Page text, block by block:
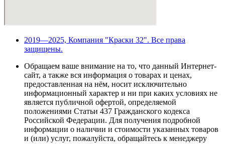
2019—2025, Компания "Краски 32". Все права
защищены.
Обращаем ваше внимание на то, что данный Интернет-
сайт, а также вся информация о товарах и ценах,
предоставленная на нём, носит исключительно
информационный характер и ни при каких условиях не
является публичной офертой, определяемой
положениями Статьи 437 Гражданского кодекса
Российской Федерации. Для получения подробной
информации о наличии и стоимости указанных товаров
и (или) услуг, пожалуйста, обращайтесь к менеджеру